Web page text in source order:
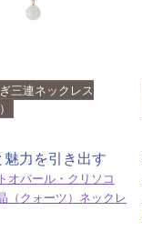
三連ネックレス
魅力を引き出す
オパール・クリソコ
（クォーツ）ネックレ